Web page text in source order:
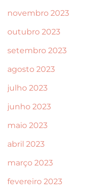
novembro 2023
outubro 2023
setembro 2023
agosto 2023
julho 2023
junho 2023
maio 2023
abril 2023
março 2023
fevereiro 2023